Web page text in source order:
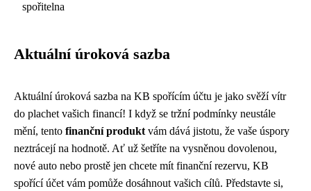
spořitelna
Aktuální úroková sazba
Aktuální úroková sazba na KB spořícím účtu je jako svěží vítr
do plachet vašich financí! I když se tržní podmínky neustále
mění, tento finanční produkt vám dává jistotu, že vaše úspory
neztrácejí na hodnotě. Ať už šetříte na vysněnou dovolenou,
nové auto nebo prostě jen chcete mít finanční rezervu, KB
spořící účet vám pomůže dosáhnout vašich cílů. Představte si,